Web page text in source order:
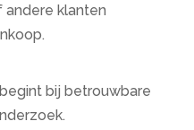
klanten
begint bij betrouwbare